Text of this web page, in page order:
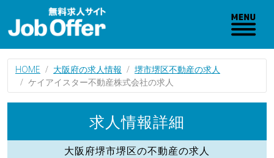
HOME 大阪府の求人情報
堺市堺区不動産の求人
ケイアイスター不動産株式会社の求人
求人情報詳細
大阪府堺市堺区の不動産の求人